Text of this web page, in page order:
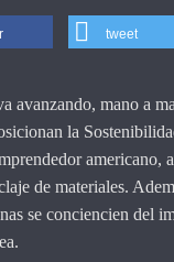
tweet
avanzando, mano a
la
americano,
de materiales.
se conciencien del